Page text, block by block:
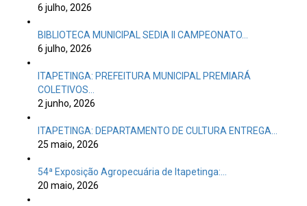
6 julho, 2026
BIBLIOTECA MUNICIPAL SEDIA II CAMPEONATO…
6 julho, 2026
ITAPETINGA: PREFEITURA MUNICIPAL PREMIARÁ
COLETIVOS…
2 junho, 2026
ITAPETINGA: DEPARTAMENTO DE CULTURA ENTREGA…
25 maio, 2026
54ª Exposição Agropecuária de Itapetinga:…
20 maio, 2026